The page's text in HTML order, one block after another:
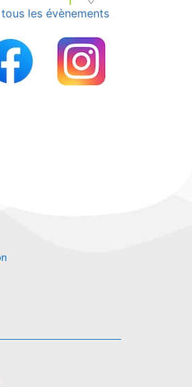
tous les évènements